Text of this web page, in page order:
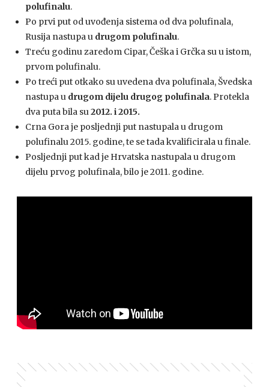
polufinalu.
Po prvi put od uvođenja sistema od dva polufinala,
Rusija nastupa u drugom polufinalu.
Treću godinu zaredom Cipar, Češka i Grčka su u istom,
prvom polufinalu.
Po treći put otkako su uvedena dva polufinala, Švedska
nastupa u drugom dijelu drugog polufinala. Protekla
dva puta bila su2012. i 2015.
Crna Gora je posljednji put nastupala u drugom
polufinalu 2015. godine, te se tada kvalificirala u finale.
Posljednji put kad je Hrvatska nastupala u drugom
dijelu prvog polufinala, bilo je 2011. godine.